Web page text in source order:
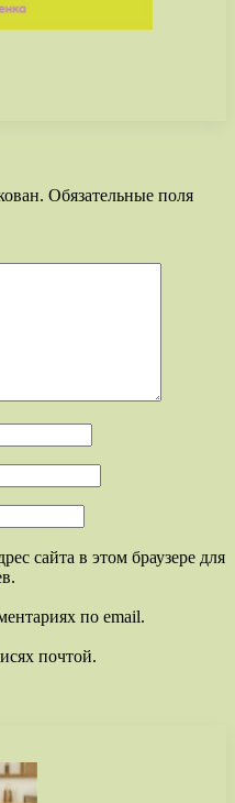
Обязательные поля
сайта в этом браузере для
по email.
почтой.